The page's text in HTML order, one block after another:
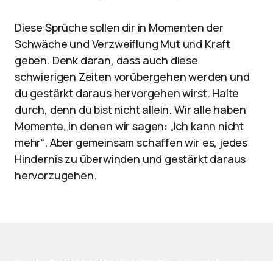
Diese Sprüche sollen dir in Momenten der
Schwäche und Verzweiflung Mut und Kraft
geben. Denk daran, dass auch diese
schwierigen Zeiten vorübergehen werden und
du gestärkt daraus hervorgehen wirst. Halte
durch, denn du bist nicht allein. Wir alle haben
Momente, in denen wir sagen: „Ich kann nicht
mehr“. Aber gemeinsam schaffen wir es, jedes
Hindernis zu überwinden und gestärkt daraus
hervorzugehen.